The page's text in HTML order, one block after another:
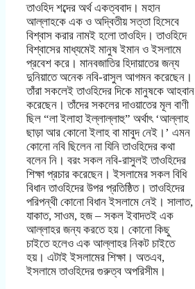
তাওহিদ শব্দের অর্থ একত্ববাদ। মহান
আল্লাহকে এক ও অদ্বিতীয় সত্তা হিসেবে
বিশ্বাস করার নামই হলো তাওহিদ। তাওহিদে
বিশ্বাসের মাধ্যমেই মানুষ ইমান ও ইসলামে
প্রবেশ করে। মানবজাতির হিদায়াতের জন্য
দুনিয়াতে অনেক নবি-রাসুল আগমন করেছেন।
তাঁরা সকলেই তাওহিদের দিকে মানুষকে আহবান
করেছেন। তাঁদের সকলের দাওয়াতের মূল বাণী
ছিল “লা ইলাহা ইল্লাল্লাহু” অর্থাৎ ‘আল্লাহ
ছাড়া আর কোনো ইলাহ বা মাবুদ নেই।’ এমন
কোনো নবি ছিলেন না যিনি তাওহিদের কথা
বলেন নি। বরং সকল নবি-রাসুলই তাওহিদের
শিক্ষা প্রচার করেছেন। ইসলামের সকল বিধি
বিধান তাওহিদের উপর প্রতিষ্ঠিত। তাওহিদের
পরিপন্থী কোনো বিধান ইসলামে নেই। সালাত,
যাকাত, সাওম, হজ – সকল ইবাদতই এক
আল্লাহর জন্য করতে হয়। কোনো কিছু
চাইতে হলেও এক আল্লাহর নিকট চাইতে
হয়। এটাই ইসলামের শিক্ষা। অতএব,
ইসলামে তাওহিদের গুরুত্ব অপরিসীম।